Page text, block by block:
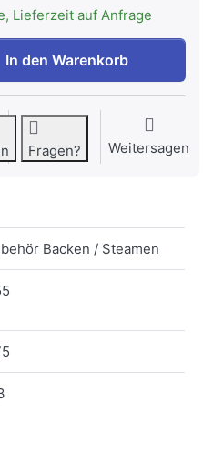
Lieferzeit auf Anfrage
HZ635000 AirFry & Grill Set zu
In den Warenkorb
Fragen? Weitersagen
Backen / Steamen